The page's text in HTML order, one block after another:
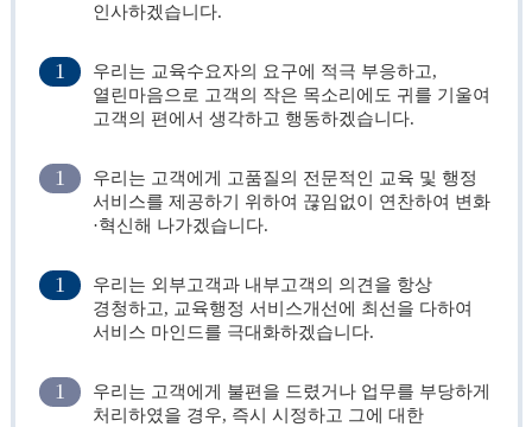
인사하겠습니다.
1
우리는 교육수요자의 요구에 적극 부응하고,
열린마음으로 고객의 작은 목소리에도 귀를 기울여
고객의 편에서 생각하고 행동하겠습니다.
1
우리는 고객에게 고품질의 전문적인 교육 및 행정
서비스를 제공하기 위하여 끊임없이 연찬하여 변화
·혁신해 나가겠습니다.
1
우리는 외부고객과 내부고객의 의견을 항상
경청하고, 교육행정 서비스개선에 최선을 다하여
서비스 마인드를 극대화하겠습니다.
1
우리는 고객에게 불편을 드렸거나 업무를 부당하게
처리하였을 경우, 즉시 시정하고 그에 대한